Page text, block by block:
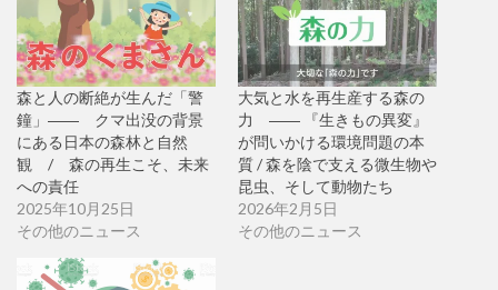
森と人の断絶が生んだ「警
鐘」―― クマ出没の背景
にある日本の森林と自然
観 / 森の再生こそ、未来
への責任
2025年10月25日
その他のニュース
大気と水を再生産する森の
力 ―― 『生きもの異変』
が問いかける環境問題の本
質 / 森を陰で支える微生物や
昆虫、そして動物たち
2026年2月5日
その他のニュース